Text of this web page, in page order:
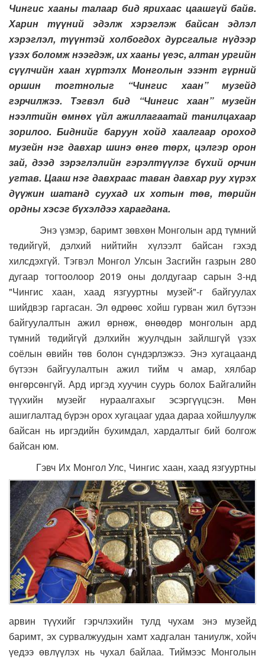
Чингис хааны талаар бид ярихаас цаашгүй байв.
Харин түүний эдэлж хэрэглэж байсан эдлэл
хэрэглэл, түүнтэй холбогдох дурсгалыг нүдээр
үзэх боломж нээгдэж, их хааны үеэс, алтан ургийн
сүүлчийн хаан хүртэлх Монголын эзэнт гүрний
оршин тогтнолыг “Чингис хаан” музейд
гэрчилжээ. Тэгвэл бид “Чингис хаан” музейн
нээлтийн өмнөх үйл ажиллагаатай танилцахаар
зорилоо. Биднийг баруун хойд хаалгаар ороход
музейн нэг давхар шинэ өнгө төрх, цэлгэр орон
зай, дээд зэрэглэлийн гэрэлтүүлэг бүхий орчин
угтав. Цааш нэг давхраас таван давхар руу хүрэх
дүүжин шатанд суухад их хотын төв, төрийн
ордны хэсэг бүхэлдээ харагдана.
Энэ үзмэр, баримт зөвхөн Монголын ард түмний
төдийгүй, дэлхий нийтийн хүлээлт байсан гэхэд
хилсдэхгүй. Тэгвэл Монгол Улсын Засгийн газрын 280
дугаар тогтоолоор 2019 оны долдугаар сарын 3-нд
"Чингис хаан, хаад язгууртны музей"-г байгуулах
шийдвэр гаргасан. Эл өдрөөс хойш гурван жил бүтээн
байгуулалтын ажил өрнөж, өнөөдөр монголын ард
түмний төдийгүй дэлхийн жуулчдын зайлшгүй үзэх
соёлын өвийн төв болон сүндэрлэжээ. Энэ хугацаанд
бүтээн байгуулалтын ажил тийм ч амар, хялбар
өнгөрсөнгүй. Ард иргэд хуучин суурь болох Байгалийн
түүхийн музейг нураалгахыг эсэргүүцсэн. Мөн
ашиглалтад бүрэн орох хугацааг удаа дараа хойшлуулж
байсан нь иргэдийн бухимдал, хардалтыг бий болгож
байсан юм.
Гэвч Их Монгол Улс, Чингис хаан, хаад язгууртны
арвин түүхийг гэрчлэхийн тулд чухам энэ музейд
баримт, эх сурвалжуудын хамт хадгалан таниулж, хойч
үедээ өвлүүлэх нь чухал байлаа. Тиймээс Монголын